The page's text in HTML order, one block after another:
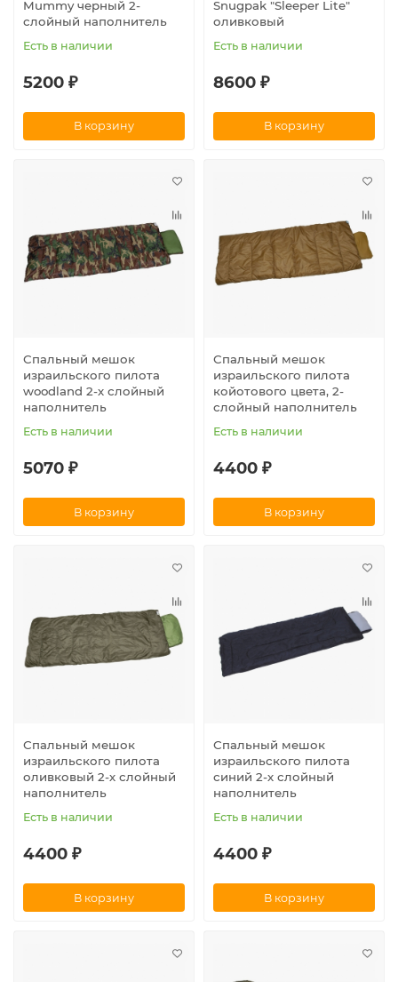
Mummy черный 2-
слойный наполнитель
Есть в наличии
5200 ₽
В корзину
Snugpak "Sleeper Lite"
оливковый
Есть в наличии
8600 ₽
В корзину
Спальный мешок
израильского пилота
woodland 2-х слойный
наполнитель
Есть в наличии
5070 ₽
В корзину
Спальный мешок
израильского пилота
койотового цвета, 2-
слойный наполнитель
Есть в наличии
4400 ₽
В корзину
Спальный мешок
израильского пилота
оливковый 2-х слойный
наполнитель
Есть в наличии
4400 ₽
В корзину
Спальный мешок
израильского пилота
синий 2-х слойный
наполнитель
Есть в наличии
4400 ₽
В корзину